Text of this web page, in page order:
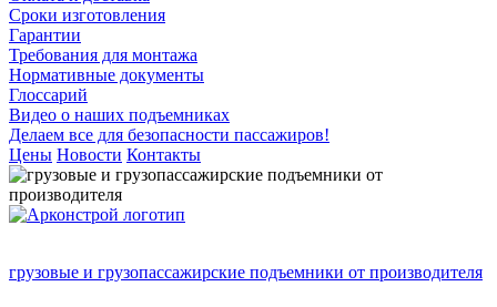
Сроки изготовления
Гарантии
Требования для монтажа
Нормативные документы
Глоссарий
Видео о наших подъемниках
Делаем все для безопасности пассажиров!
Цены Новости Контакты
грузовые и грузопассажирские подъемники от производителя